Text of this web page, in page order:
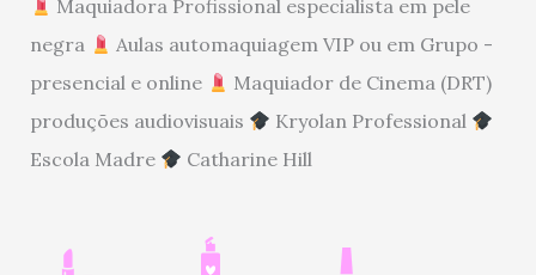
Maquiadora Profissional especialista em pele
negra
Aulas automaquiagem VIP ou em Grupo -
presencial e online
Maquiador de Cinema (DRT)
produções audiovisuais
Kryolan Professional
Escola Madre
Catharine Hill